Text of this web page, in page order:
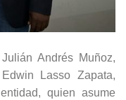
Andrés Muñoz,
Lasso Zapata,
quien asume